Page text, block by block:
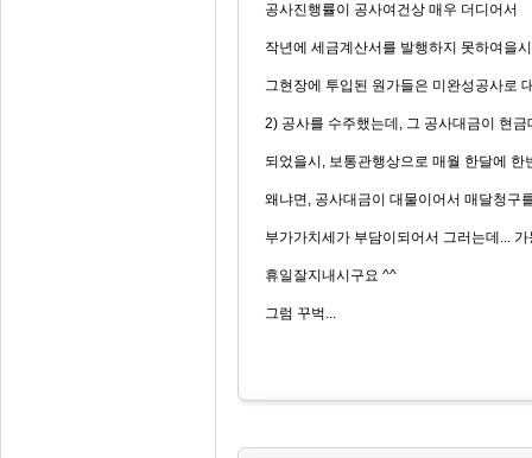
공사진행률이 공사여건상 매우 더디어서
작년에 세금계산서를 발행하지 못하여을시
그현장에 투입된 원가들은 미완성공사로
2) 공사를 수주했는데, 그 공사대금이 현
되었을시, 보통관행상으로 매월 한달에
왜냐면, 공사대금이 대물이어서 매달청구
부가가치세가 부담이되어서 그러는데...
휴일잘지내시구요 ^^
그럼 꾸벅...